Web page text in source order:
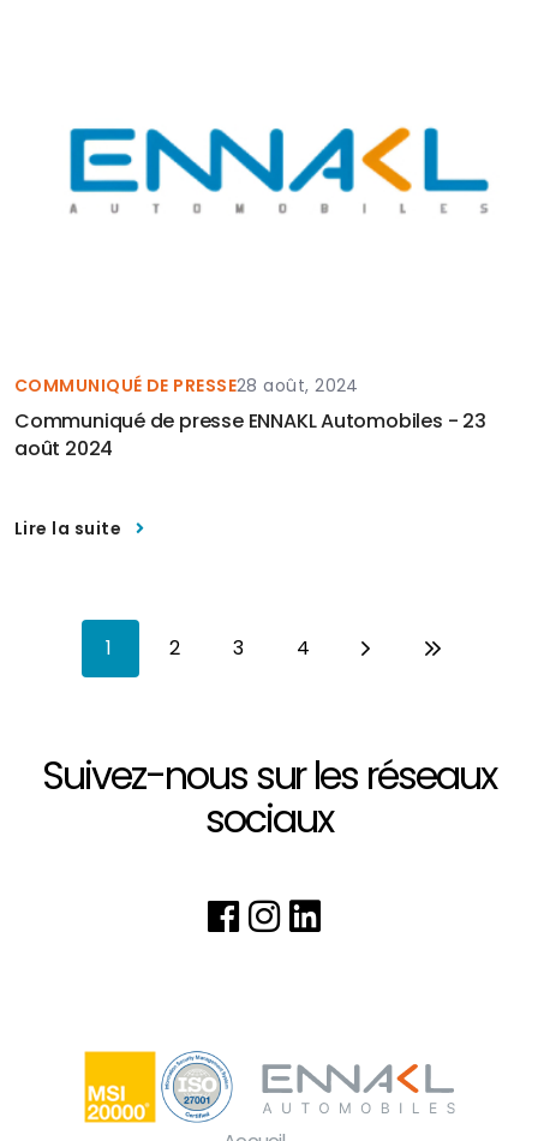
COMMUNIQUÉ DE PRESSE28 août, 2024
Communiqué de presse ENNAKL Automobiles - 23
août 2024
Lire la suite
Pagination
Page
1 Page
2 Page
3 Page
4
Suivez-nous sur les réseaux
sociaux